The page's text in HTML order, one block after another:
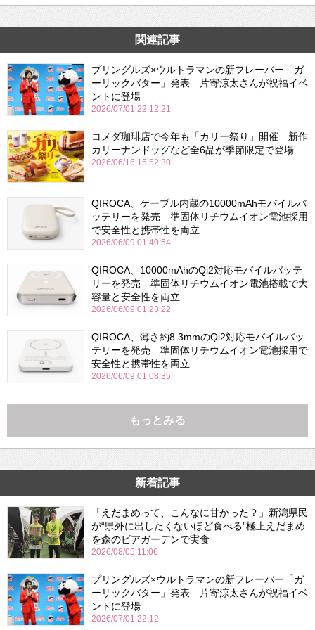
関連記事
プリングルズ×ウルトラマンの新フレーバー「ガ
ーリックバター」発表 片寄涼太さんが祝福イベ
ントに登場
2026/07/01 22:12:21
コメダ珈琲店で今年も「カリー祭り」開催 新作
カリーナンドッグなど全6品が季節限定で登場
2026/06/16 15:52:30
QIROCA、ケーブル内蔵の10000mAhモバイルバ
ッテリーを発売 準固体リチウムイオン電池採用
で安全性と携帯性を両立
2026/06/09 01:40:54
QIROCA、10000mAhのQi2対応モバイルバッテ
リーを発売 準固体リチウムイオン電池搭載で大
容量と安全性を両立
2026/06/09 01:23:22
QIROCA、薄さ約8.3mmのQi2対応モバイルバッ
テリーを発売 準固体リチウムイオン電池採用で
安全性と携帯性を両立
2026/06/09 01:08:35
もっとみる
新着記事
「えだまめって、こんなに甘かった？」新潟県民
が“県外に出したくないほど食べる”極上えだまめ
を森のビアガーデンで実食
2026/08/05 11:06
プリングルズ×ウルトラマンの新フレーバー「ガ
ーリックバター」発表 片寄涼太さんが祝福イベ
ントに登場
2026/07/01 22:12